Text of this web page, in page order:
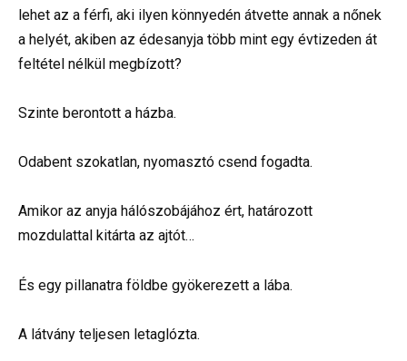
lehet az a férfi, aki ilyen könnyedén átvette annak a nőnek
a helyét, akiben az édesanyja több mint egy évtizeden át
feltétel nélkül megbízott?
Szinte berontott a házba.
Odabent szokatlan, nyomasztó csend fogadta.
Amikor az anyja hálószobájához ért, határozott
mozdulattal kitárta az ajtót…
És egy pillanatra földbe gyökerezett a lába.
A látvány teljesen letaglózta.